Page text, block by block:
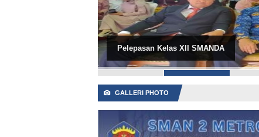
Pelepasan Kelas XII SMANDA
1 2 3
📷 GALLERI PHOTO